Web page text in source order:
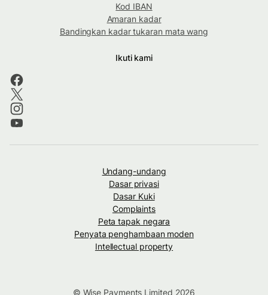
Kod IBAN
Amaran kadar
Bandingkan kadar tukaran mata wang
Ikuti kami
Undang-undang
Dasar privasi
Dasar Kuki
Complaints
Peta tapak negara
Penyata penghambaan moden
Intellectual property
© Wise Payments Limited 2026